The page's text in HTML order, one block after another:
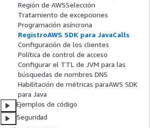
Región de AWSSelección
Tratamiento de excepciones
Programación asíncrona
RegistroAWS SDK para JavaCalls
Configuración de los clientes
Política de control de acceso
Configurar el TTL de JVM para las
búsquedas de nombres DNS
Habilitación de métricas paraAWS SDK
para Java
Ejemplos de código
Seguridad